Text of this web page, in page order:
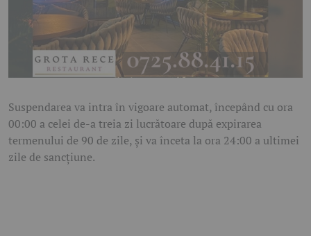
Suspendarea va intra în vigoare automat, începând cu ora
00:00 a celei de-a treia zi lucrătoare după expirarea
termenului de 90 de zile, și va înceta la ora 24:00 a ultimei
zile de sancțiune.